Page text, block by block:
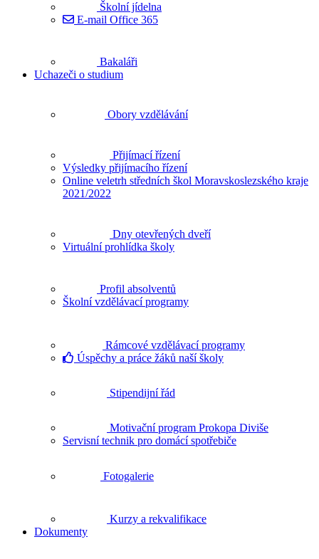
Školní jídelna
E-mail Office 365
Bakaláři
Uchazeči o studium
Obory vzdělávání
Přijímací řízení
Výsledky přijímacího řízení
Online veletrh středních škol Moravskoslezského kraje
2021/2022
Dny otevřených dveří
Virtuální prohlídka školy
Profil absolventů
Školní vzdělávací programy
Rámcové vzdělávací programy
Úspěchy a práce žáků naší školy
Stipendijní řád
Motivační program Prokopa Diviše
Servisní technik pro domácí spotřebiče
Fotogalerie
Kurzy a rekvalifikace
Dokumenty